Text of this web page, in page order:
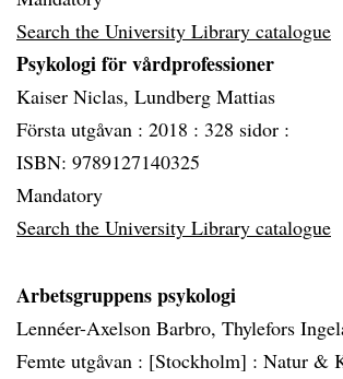
Search the University Library catalogue
Psykologi för vårdprofessioner
Kaiser Niclas, Lundberg Mattias
Första utgåvan : 2018 : 328 sidor :
ISBN: 9789127140325
Mandatory
Search the University Library catalogue
Arbetsgruppens psykologi
Lennéer-Axelson Barbro, Thylefors
Femte utgåvan : [Stockholm] : Natur &